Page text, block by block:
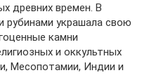
древних времен. В
рубинами украшала свою
камни
и оккультных
Месопотамии, Индии и